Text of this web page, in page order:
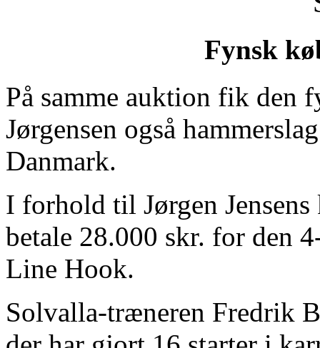
Fynsk
På samme auktion fik den
Jørgensen også
Danmark.
I forhold til Jørgen
betale 28.000 skr. for den
Line Hook.
Solvalla-træneren Fredrik